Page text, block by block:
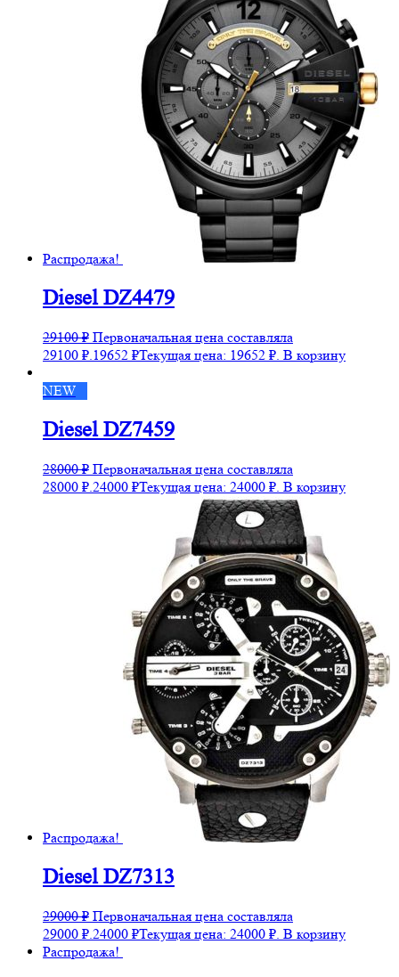
Распродажа!
Diesel DZ4479
29100₽ Первоначальная цена составляла
29100 ₽.19652 ₽Текущая цена: 19652 ₽. В корзину
NEW
Diesel DZ7459
28000₽ Первоначальная цена составляла
28000 ₽.24000 ₽Текущая цена: 24000 ₽. В корзину
Распродажа!
Diesel DZ7313
29000₽ Первоначальная цена составляла
29000 ₽.24000 ₽Текущая цена: 24000 ₽. В корзину
Распродажа!